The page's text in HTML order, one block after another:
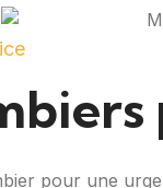
pour une